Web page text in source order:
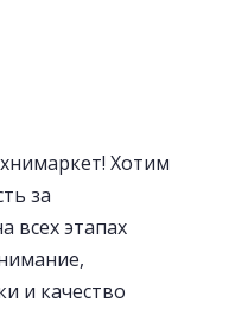
Хотим
за
всех этапах
и качество